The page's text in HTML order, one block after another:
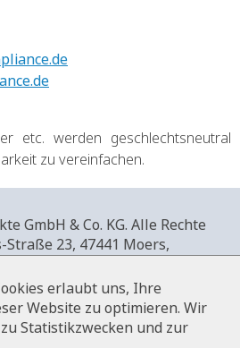
etc. werden geschlechtsneutral
zu vereinfachen.
GmbH & Co. KG. Alle Rechte
Straße 23, 47441 Moers,
frischeprodukte.de
erlaubt uns, Ihre
Website zu optimieren. Wir
Statistikzwecken und zur